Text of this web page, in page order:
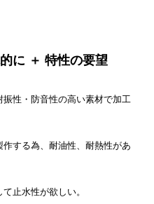
に ＋ 特性の要望
性・防音性の高い素材で加工
する為、耐油性、耐熱性があ
止水性が欲しい。